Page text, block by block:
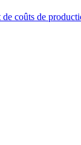
coûts de